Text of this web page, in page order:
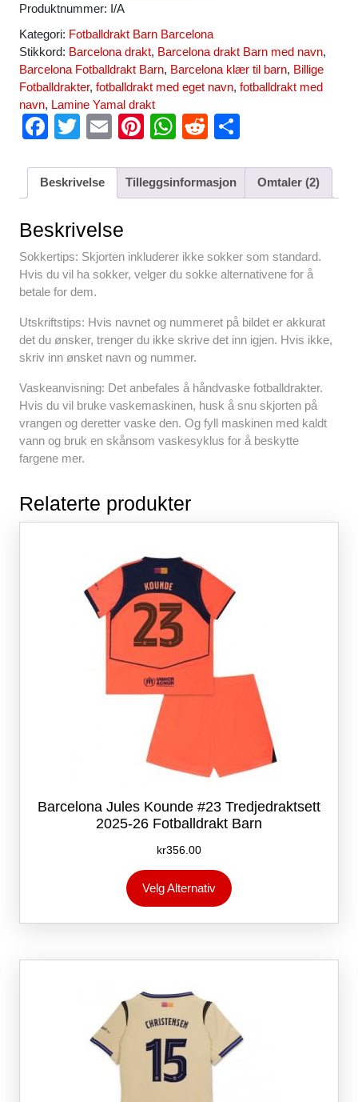
Produktnummer: I/A
Kategori: Fotballdrakt Barn Barcelona
Stikkord: Barcelona drakt, Barcelona drakt Barn med navn,
Barcelona Fotballdrakt Barn, Barcelona klær til barn, Billige
Fotballdrakter, fotballdrakt med eget navn, fotballdrakt med
navn, Lamine Yamal drakt
F
c
b
o
o
k
T
tt
E
ail
Pi
er
e
W
at
s
p
p
R
d
di
ar
e
Beskrivelse Tilleggsinformasjon Omtaler (2)
Beskrivelse
Sokkertips: Skjorten inkluderer ikke sokker som standard.
Hvis du vil ha sokker, velger du sokke alternativene for å
betale for dem.
Utskriftstips: Hvis navnet og nummeret på bildet er akkurat
det du ønsker, trenger du ikke skrive det inn igjen. Hvis ikke,
skriv inn ønsket navn og nummer.
Vaskeanvisning: Det anbefales å håndvaske fotballdrakter.
Hvis du vil bruke vaskemaskinen, husk å snu skjorten på
vrangen og deretter vaske den. Og fyll maskinen med kaldt
vann og bruk en skånsom vaskesyklus for å beskytte
fargene mer.
Relaterte produkter
Barcelona Jules Kounde #23 Tredjedraktsett
2025-26 Fotballdrakt Barn
kr356.00
Velg Alternativ
produktet
flere
Alternativene
produktsiden